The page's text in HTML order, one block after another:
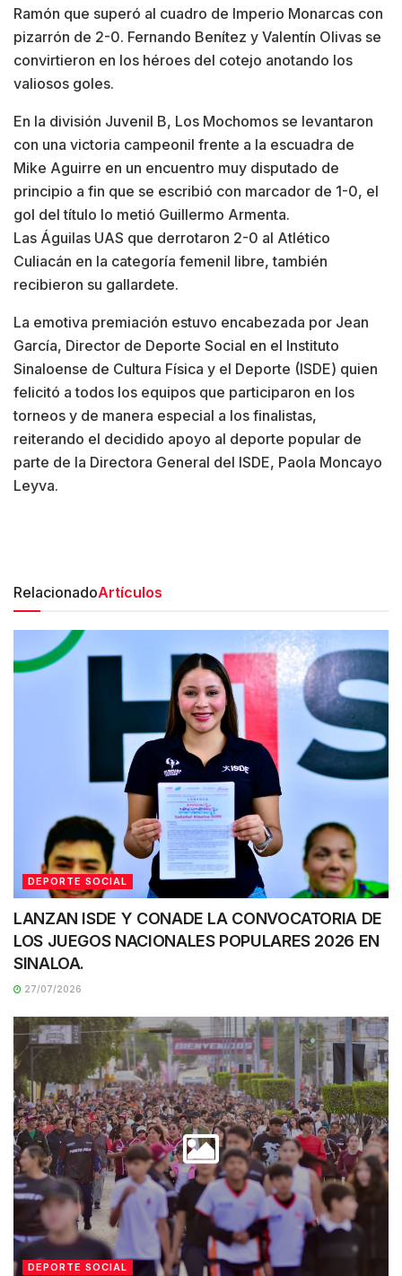
Ramón que superó al cuadro de Imperio Monarcas con
pizarrón de 2-0. Fernando Benítez y Valentín Olivas se
convirtieron en los héroes del cotejo anotando los
valiosos goles.
En la división Juvenil B, Los Mochomos se levantaron
con una victoria campeonil frente a la escuadra de
Mike Aguirre en un encuentro muy disputado de
principio a fin que se escribió con marcador de 1-0, el
gol del título lo metió Guillermo Armenta.
Las Águilas UAS que derrotaron 2-0 al Atlético
Culiacán en la categoría femenil libre, también
recibieron su gallardete.
La emotiva premiación estuvo encabezada por Jean
García, Director de Deporte Social en el Instituto
Sinaloense de Cultura Física y el Deporte (ISDE) quien
felicitó a todos los equipos que participaron en los
torneos y de manera especial a los finalistas,
reiterando el decidido apoyo al deporte popular de
parte de la Directora General del ISDE, Paola Moncayo
Leyva.
RelacionadoArtículos
DEPORTE SOCIAL
LANZAN ISDE Y CONADE LA CONVOCATORIA DE
LOS JUEGOS NACIONALES POPULARES 2026 EN
SINALOA.
27/07/2026
DEPORTE SOCIAL